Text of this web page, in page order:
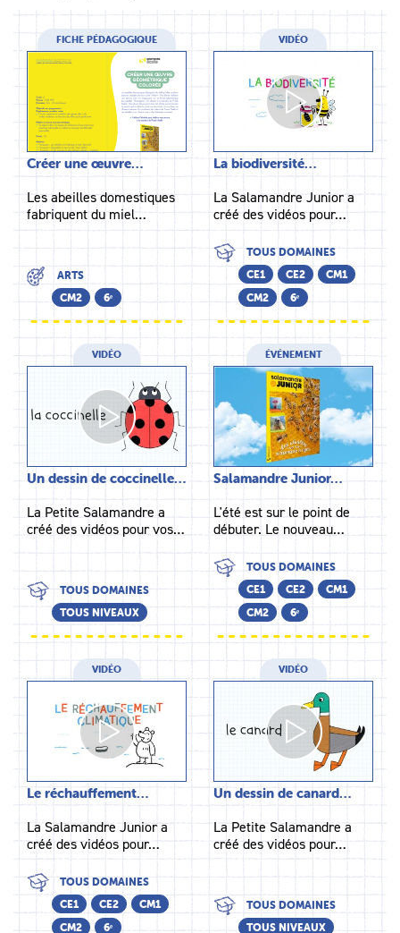
FICHE PÉDAGOGIQUE
Créer une œuvre…
Les abeilles domestiques
fabriquent du miel…
ARTS
CM2
6ᵉ
VIDÉO
La biodiversité…
La Salamandre Junior a
créé des vidéos pour…
TOUS DOMAINES
CE1
CE2
CM1
CM2
6ᵉ
VIDÉO
Un dessin de coccinelle…
La Petite Salamandre a
créé des vidéos pour vos…
TOUS DOMAINES
TOUS NIVEAUX
ÉVÉNEMENT
Salamandre Junior…
L'été est sur le point de
débuter. Le nouveau…
TOUS DOMAINES
CE1
CE2
CM1
CM2
6ᵉ
VIDÉO
Le réchauffement…
La Salamandre Junior a
créé des vidéos pour…
TOUS DOMAINES
CE1
CE2
CM1
CM2
6ᵉ
VIDÉO
Un dessin de canard…
La Petite Salamandre a
créé des vidéos pour…
TOUS DOMAINES
TOUS NIVEAUX